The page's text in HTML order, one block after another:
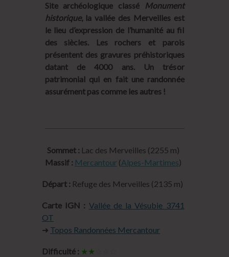
Site archéologique classé
Monument
historique, la vallée des Merveilles est
le lieu d’expression de l’humanité au fil
des siècles. Les rochers et parois
présentent des gravures préhistoriques
datant de 4000 ans. Un trésor
patrimonial qui en fait une randonnée
assurément pas comme les autres !
Sommet : Lac des Merveilles (2255 m)
Massif : Mercantour (Alpes-Martimes)
Départ : Refuge des Merveilles (2135 m)
Carte IGN : Vallée de la Vésubie 3741
OT
➜ Topos Randonnées Mercantour
Difficulté : ★★